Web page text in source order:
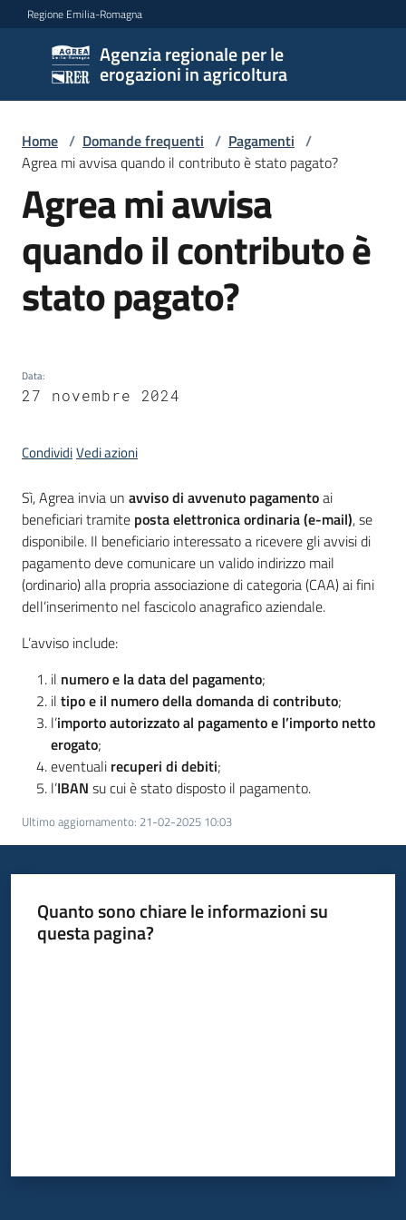
Vai al contenuto
Vai alla navigazione
Vai al footer
Regione Emilia-Romagna
Agenzia regionale per le
erogazioni in agricoltura
Agenzia
regionale
per le
erogazioni
in
agricoltura
L'Agenzia
Novità
di
intervento
Servizi
Leggi
Atti
Bandi
Home / Domande frequenti / Pagamenti /
Agrea mi avvisa quando il contributo è stato pagato?
Salta al contenuto
Agrea mi avvisa
quando il contributo è
stato pagato?
Data:
27 novembre 2024
CondividiVedi azioni
Sì, Agrea invia un avviso di avvenuto pagamentoai
beneficiari tramite posta elettronica ordinaria (e-mail), se
disponibile. Il beneficiario interessato a ricevere gli avvisi di
pagamento deve comunicare un valido indirizzo mail
(ordinario) alla propria associazione di categoria (CAA) ai fini
dell’inserimento nel fascicolo anagrafico aziendale.
L’avviso include:
il numero e la data del pagamento;
il tipo e il numero della domanda di contributo;
l’importo autorizzato al pagamento e l’importo netto
erogato;
eventuali recuperi di debiti;
l’IBAN su cui è stato disposto il pagamento.
Ultimo aggiornamento: 21-02-2025 10:03
Quanto sono chiare le informazioni su
questa pagina?